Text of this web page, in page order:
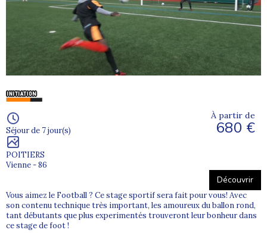
Séjour de 7 jour(s)
POITIERS
Vienne - 86
À partir de
680 €
Découvrir
Vous aimez le Football ? Ce stage sportif sera fait pour vous! Avec
son contenu technique très important, les amoureux du ballon rond,
tant débutants que plus experimentés trouveront leur bonheur dans
ce stage de foot !